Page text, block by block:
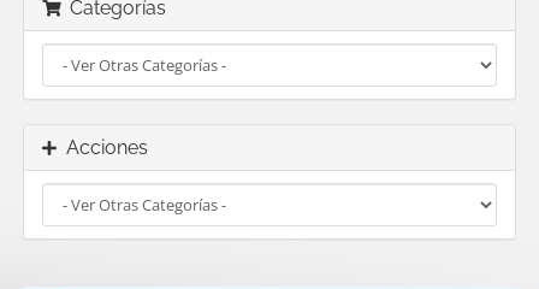
Categorías
Acciones